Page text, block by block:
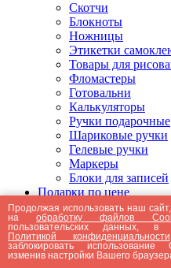
Скотчи
Блокноты
Ножницы
Этикетки
Товары для
Фломастеры
Готовальни
Калькуляторы
Ручки подарочные
Шариковые ручки
Гелевые ручки
Маркеры
Блоки для записей
Подарки по цене
Подарки от 5000
Подарки до 5000
Подарки до 3000
Подарки до 2000
Подарки до 1000
Продолжая использовать наш
наобработку файлов
пользовательских данных, в
Политикой конфиденциальности
заблокировать использование
изменив настройки Вашего